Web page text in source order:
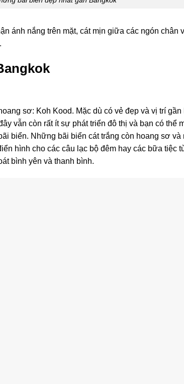
ánh nắng trên mặt, cát mịn giữa các ngón chân
sơ: Koh Kood. Mặc dù có vẻ đẹp và vị trí
vẫn còn rất ít sự phát triển đô thị và bạn có thể
biển. Những bãi biển cát trắng còn hoang sơ
hình cho các câu lạc bộ đêm hay các bữa tiệc
bình yên và thanh bình.